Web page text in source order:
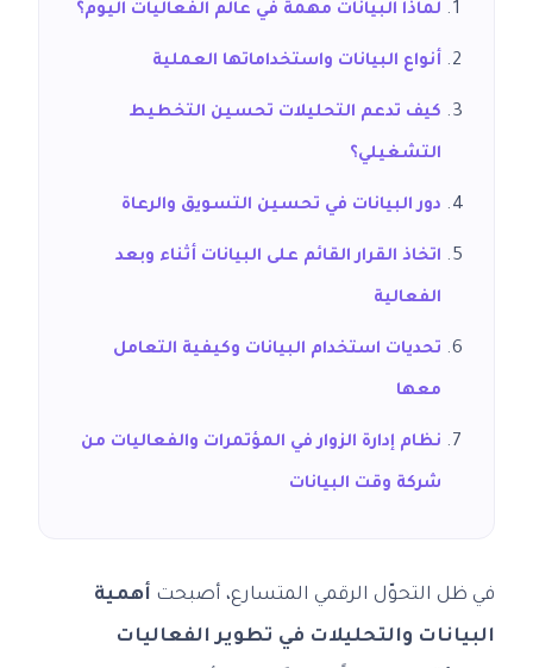
لماذا البيانات مهمة في عالم الفعاليات اليوم؟
أنواع البيانات واستخداماتها العملية
كيف تدعم التحليلات تحسين التخطيط
التشغيلي؟
دور البيانات في تحسين التسويق والرعاة
اتخاذ القرار القائم على البيانات أثناء وبعد
الفعالية
تحديات استخدام البيانات وكيفية التعامل
معها
نظام إدارة الزوار في المؤتمرات والفعاليات من
شركة وقت البيانات
في ظل التحوّل الرقمي المتسارع، أصبحت أهمية
البيانات والتحليلات في تطوير الفعاليات